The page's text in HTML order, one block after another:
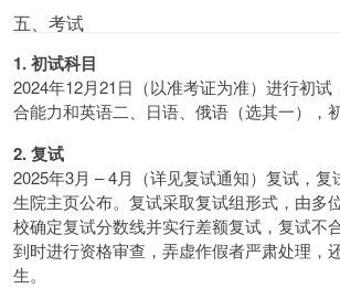
五、考试
1. 初试科目
2024年12月21日（以准考证为准）进行初试
合能力和英语二、日语、俄语（选其一），
2. 复试
2025年3月 – 4月（详见复试通知）复试，
生院主页公布。复试采取复试组形式，由多
校确定复试分数线并实行差额复试，复试不
到时进行资格审查，弄虚作假者严肃处理，
生。